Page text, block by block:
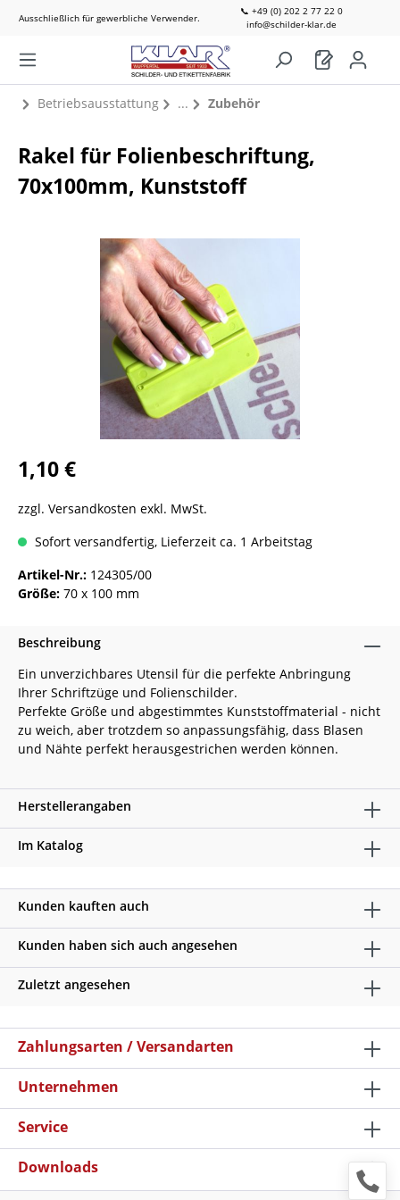
Ausschließlich für gewerbliche Verwender.
📞 +49 (0) 202 2 77 22 0
info@schilder-klar.de
Betriebsausstattung Zubehör
Rakel für Folienbeschriftung,
70x100mm, Kunststoff
1,10 €
zzgl. Versandkosten exkl. MwSt.
Sofort versandfertig, Lieferzeit ca. 1 Arbeitstag
Artikel-Nr.: 124305/00
Größe: 70 x 100 mm
Beschreibung
Ein unverzichbares Utensil für die perfekte Anbringung
Ihrer Schriftzüge und Folienschilder.
Perfekte Größe und abgestimmtes Kunststoffmaterial - nicht
zu weich, aber trotzdem so anpassungsfähig, dass Blasen
und Nähte perfekt herausgestrichen werden können.
Herstellerangaben
Im Katalog
Kunden kauften auch
Kunden haben sich auch angesehen
Zuletzt angesehen
Zahlungsarten / Versandarten
Unternehmen
Service
Downloads